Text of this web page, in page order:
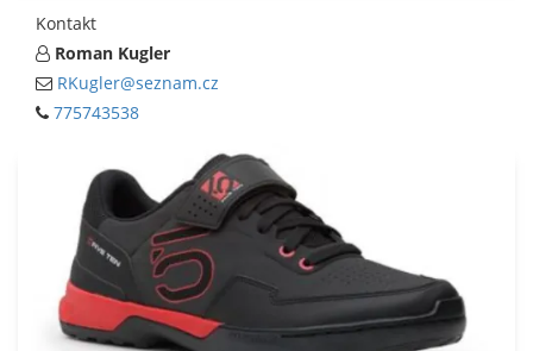
Kontakt
Roman Kugler
RKugler@seznam.cz
775743538